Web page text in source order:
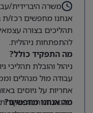
משרה היברידית/
אנחנו מחפשים רכז/ת
תהליכים בצורה
להתפתחות ניהולית.
מה התפקיד כולל?
ניהול והובלת תהליכי
עבודה מול מנהלים
אחריות על גיוסים
פיתוח והרחבת מקורות
מה אנחנו מחפשים?